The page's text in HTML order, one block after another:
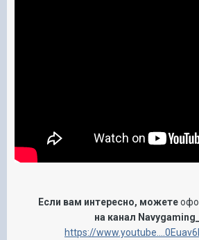
Если вам интересно, можете
на канал
https://